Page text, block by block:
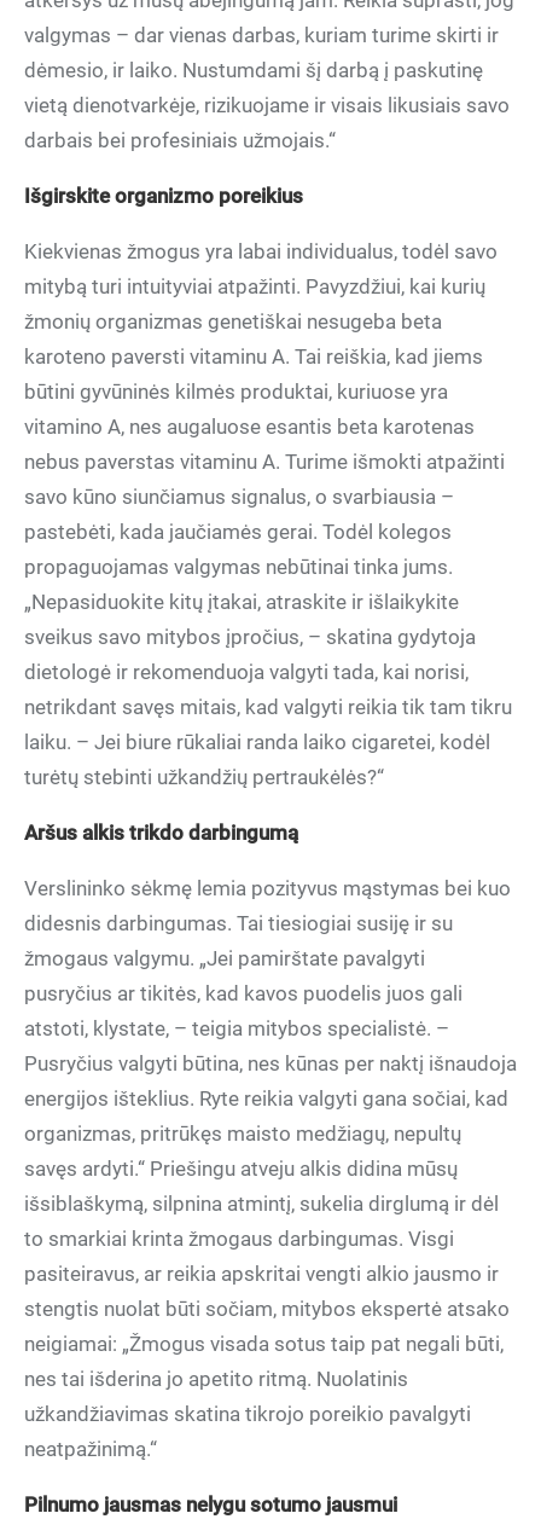
valgymas – dar vienas darbas, kuriam turime skirti ir
dėmesio, ir laiko. Nustumdami šį darbą į paskutinę
vietą dienotvarkėje, rizikuojame ir visais likusiais savo
darbais bei profesiniais užmojais.“
Išgirskite organizmo poreikius
Kiekvienas žmogus yra labai individualus, todėl savo
mitybą turi intuityviai atpažinti. Pavyzdžiui, kai kurių
žmonių organizmas genetiškai nesugeba beta
karoteno paversti vitaminu A. Tai reiškia, kad jiems
būtini gyvūninės kilmės produktai, kuriuose yra
vitamino A, nes augaluose esantis beta karotenas
nebus paverstas vitaminu A. Turime išmokti atpažinti
savo kūno siunčiamus signalus, o svarbiausia –
pastebėti, kada jaučiamės gerai. Todėl kolegos
propaguojamas valgymas nebūtinai tinka jums.
„Nepasiduokite kitų įtakai, atraskite ir išlaikykite
sveikus savo mitybos įpročius, – skatina gydytoja
dietologė ir rekomenduoja valgyti tada, kai norisi,
netrikdant savęs mitais, kad valgyti reikia tik tam tikru
laiku. – Jei biure rūkaliai randa laiko cigaretei, kodėl
turėtų stebinti užkandžių pertraukėlės?“
Aršus alkis trikdo darbingumą
Verslininko sėkmę lemia pozityvus mąstymas bei kuo
didesnis darbingumas. Tai tiesiogiai susiję ir su
žmogaus valgymu. „Jei pamirštate pavalgyti
pusryčius ar tikitės, kad kavos puodelis juos gali
atstoti, klystate, – teigia mitybos specialistė. –
Pusryčius valgyti būtina, nes kūnas per naktį išnaudoja
energijos išteklius. Ryte reikia valgyti gana sočiai, kad
organizmas, pritrūkęs maisto medžiagų, nepultų
savęs ardyti.“ Priešingu atveju alkis didina mūsų
išsiblaškymą, silpnina atmintį, sukelia dirglumą ir dėl
to smarkiai krinta žmogaus darbingumas. Visgi
pasiteiravus, ar reikia apskritai vengti alkio jausmo ir
stengtis nuolat būti sočiam, mitybos ekspertė atsako
neigiamai: „Žmogus visada sotus taip pat negali būti,
nes tai išderina jo apetito ritmą. Nuolatinis
užkandžiavimas skatina tikrojo poreikio pavalgyti
neatpažinimą.“
Pilnumo jausmas nelygu sotumo jausmui